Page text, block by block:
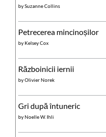
bySuzanne Collins
Petrecerea mincinoșilor
by Kelsey Cox
Războinicii iernii
byOlivier Norek
Gri după întuneric
byNoelle W. Ihli